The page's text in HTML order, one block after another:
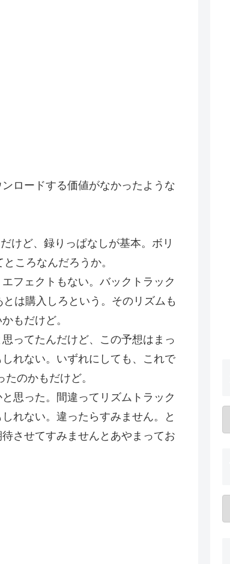
ロードする価値がなかったような
けど、録りっぱなしが基本。ボリ
ころなんだろうか。
フェクトもない。バックトラック
は購入しろという。そのリズムも
もだけど。
ってたんだけど、この予想はまっ
れない。いずれにしても、これで
のかもだけど。
思った。間違ってリズムトラック
れない。違ったらすみません。と
させてすみませんとあやまってお